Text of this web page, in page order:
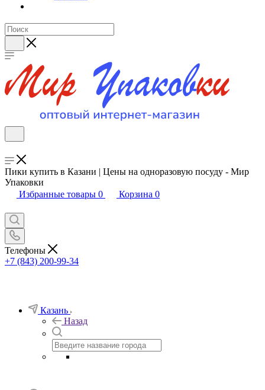
Пики купить в Казани | Цены на одноразовую посуду - Мир
Упаковки
Избранные товары 0 Корзина 0
Телефоны
+7 (843) 200-99-34
Казань
Назад